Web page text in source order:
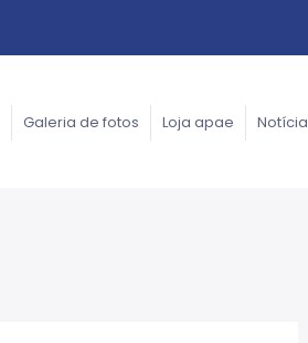
Galeria de fotos Loja apae